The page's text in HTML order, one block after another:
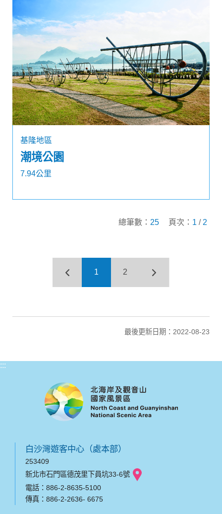
基隆地區
潮境公園
7.94公里
總筆數： 25 頁次： 1 / 2
1 2
最後更新日期：2022-08-23
:::
白沙灣遊客中心（處本部）
253409
新北市石門區德茂里下員坑33-6號
電話：886-2-8635-5100
傳真：886-2-2636- 6675